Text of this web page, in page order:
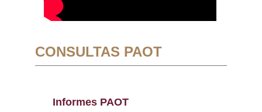
CONSULTAS PAOT
Informes PAOT